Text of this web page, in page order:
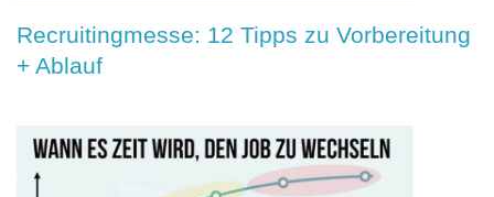
Recruitingmesse: 12 Tipps zu Vorbereitung
+ Ablauf